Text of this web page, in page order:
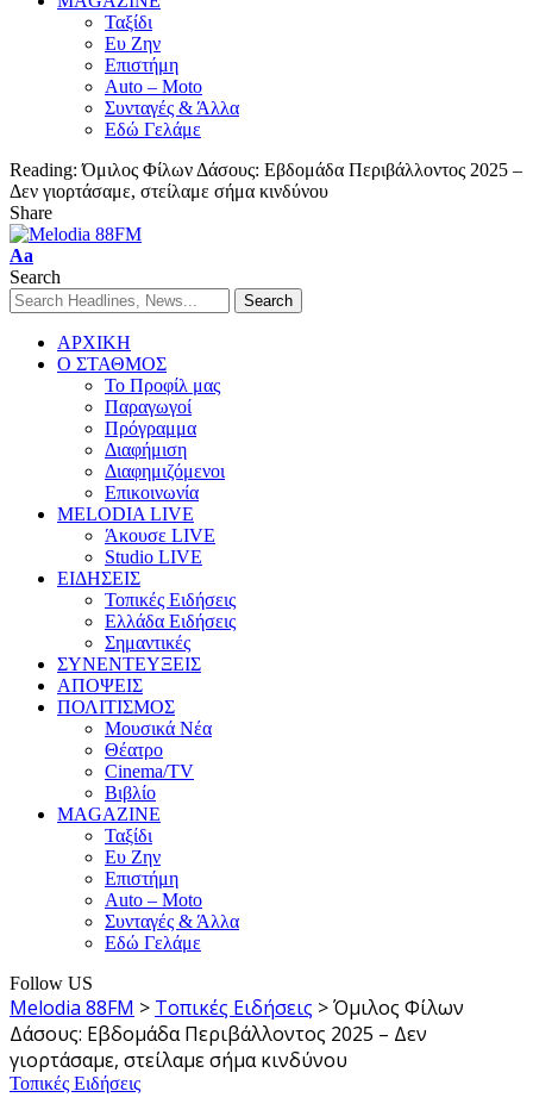
Ταξίδι
Ευ Ζην
Επιστήμη
Auto – Moto
Συνταγές & Άλλα
Εδώ Γελάμε
Reading: Όμιλος Φίλων Δάσους: Εβδομάδα Περιβάλλοντος 2025 –
Δεν γιορτάσαμε, στείλαμε σήμα κινδύνου
Share
Aa
Search
ΑΡΧΙΚΗ
Ο ΣΤΑΘΜΟΣ
Το Προφίλ μας
Παραγωγοί
Πρόγραμμα
Διαφήμιση
Διαφημιζόμενοι
Επικοινωνία
MELODIA LIVE
Άκουσε LIVE
Studio LIVE
ΕΙΔΗΣΕΙΣ
Τοπικές Ειδήσεις
Ελλάδα Ειδήσεις
Σημαντικές
ΣΥΝΕΝΤΕΥΞΕΙΣ
ΑΠΟΨΕΙΣ
ΠΟΛΙΤΙΣΜΟΣ
Μουσικά Νέα
Θέατρο
Cinema/TV
Βιβλίο
MAGAZINE
Ταξίδι
Ευ Ζην
Επιστήμη
Auto – Moto
Συνταγές & Άλλα
Εδώ Γελάμε
Follow US
Melodia 88FM > Τοπικές Ειδήσεις >Όμιλος Φίλων
Δάσους: Εβδομάδα Περιβάλλοντος 2025 – Δεν
γιορτάσαμε, στείλαμε σήμα κινδύνου
Τοπικές Ειδήσεις